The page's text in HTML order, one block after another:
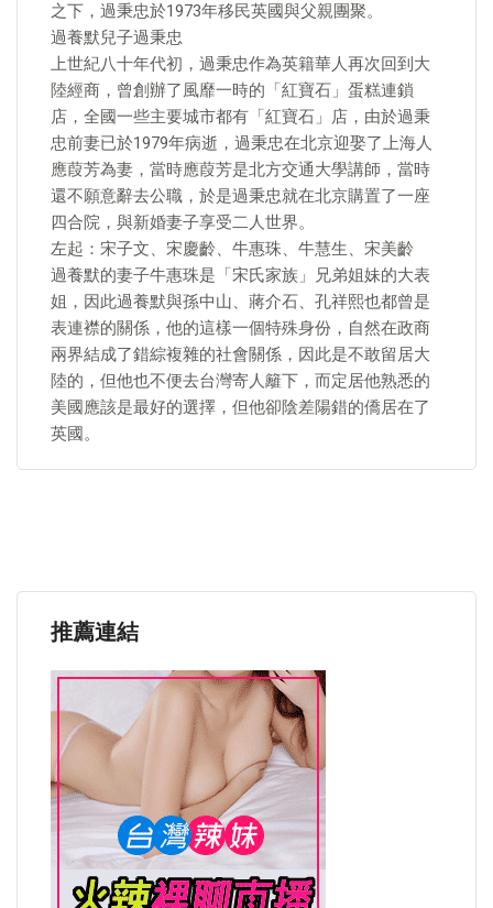
之下，過秉忠於1973年移民英國與父親團聚。
過養默兒子過秉忠
上世紀八十年代初，過秉忠作為英籍華人再次回到大
陸經商，曾創辦了風靡一時的「紅寶石」蛋糕連鎖
店，全國一些主要城市都有「紅寶石」店，由於過秉
忠前妻已於1979年病逝，過秉忠在北京迎娶了上海人
應葭芳為妻，當時應葭芳是北方交通大學講師，當時
還不願意辭去公職，於是過秉忠就在北京購置了一座
四合院，與新婚妻子享受二人世界。
左起：宋子文、宋慶齡、牛惠珠、牛慧生、宋美齡
過養默的妻子牛惠珠是「宋氏家族」兄弟姐妹的大表
姐，因此過養默與孫中山、蔣介石、孔祥熙也都曾是
表連襟的關係，他的這樣一個特殊身份，自然在政商
兩界結成了錯綜複雜的社會關係，因此是不敢留居大
陸的，但他也不便去台灣寄人籬下，而定居他熟悉的
美國應該是最好的選擇，但他卻陰差陽錯的僑居在了
英國。
推薦連結